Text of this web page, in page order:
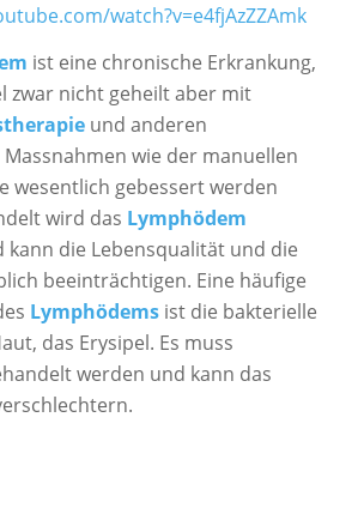
watch?v=e4fjAzZZAmk
ist eine chronische Erkrankung,
zwar nicht geheilt aber mit
und anderen
wie der manuellen
wesentlich gebessert werden
wird das Lymphödem
kann die Lebensqualität und die
beeinträchtigen. Eine häufige
Lymphödemsist die bakterielle
das Erysipel. Es muss
werden und kann das